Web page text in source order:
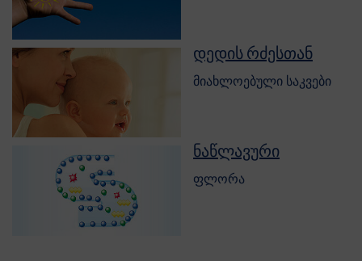
დედის რძესთან
მიახლოებული საკვები
ნაწლავური
ფლორა